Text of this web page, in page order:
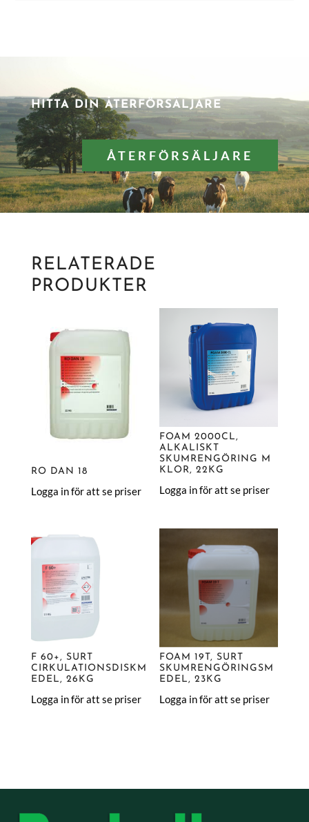
HITTA DIN ÅTERFÖRSÄLJARE
ÅTERFÖRSÄLJARE
RELATERADE
PRODUKTER
RO DAN 18
Logga in för att se priser
FOAM 2000CL,
ALKALISKT
SKUMRENGÖRING M
KLOR, 22KG
Logga in för att se priser
F 60+, SURT
CIRKULATIONSDISKM
EDEL, 26KG
Logga in för att se priser
FOAM 19T, SURT
SKUMRENGÖRINGSM
EDEL, 23KG
Logga in för att se priser